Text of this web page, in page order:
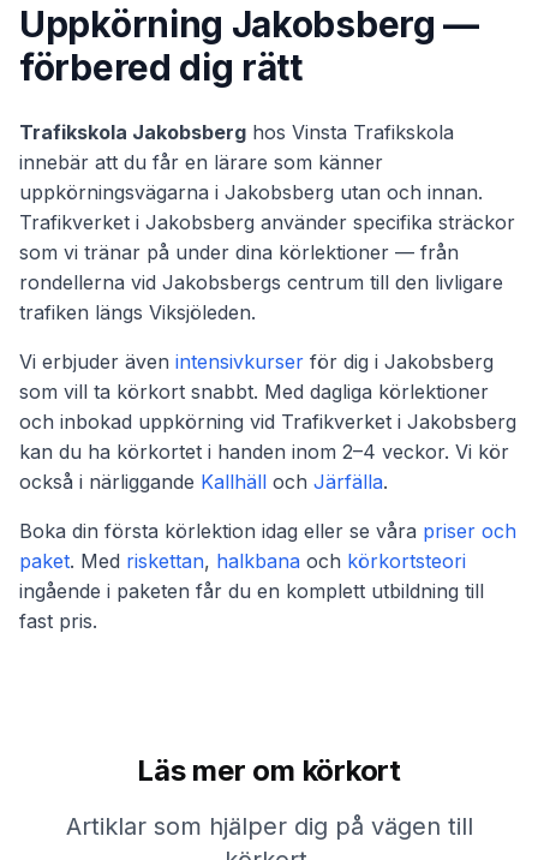
Uppkörning Jakobsberg —
förbered dig rätt
Trafikskola Jakobsberg hos Vinsta Trafikskola
innebär att du får en lärare som känner
uppkörningsvägarna i Jakobsberg utan och innan.
Trafikverket i Jakobsberg använder specifika sträckor
som vi tränar på under dina körlektioner — från
rondellerna vid Jakobsbergs centrum till den livligare
trafiken längs Viksjöleden.
Vi erbjuder även intensivkurser för dig i Jakobsberg
som vill ta körkort snabbt. Med dagliga körlektioner
och inbokad uppkörning vid Trafikverket i Jakobsberg
kan du ha körkortet i handen inom 2–4 veckor. Vi kör
också i närliggande Kallhäll och Järfälla.
Boka din första körlektion idag eller se våra priser och
paket. Med riskettan, halkbana och körkortsteori
ingående i paketen får du en komplett utbildning till
fast pris.
Läs mer om körkort
Artiklar som hjälper dig på vägen till